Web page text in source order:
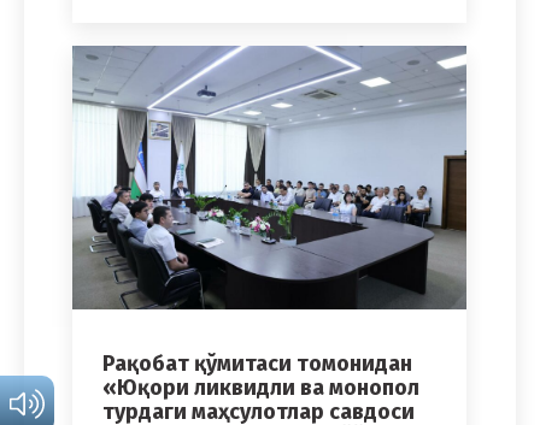
Рақобат қўмитаси томонидан
«Юқори ликвидли ва монопол
турдаги маҳсулотлар савдоси